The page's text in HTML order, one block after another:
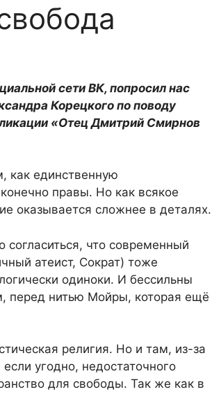
сети ВК, попросил нас
Корецкого по поводу
«Отец Дмитрий Смирнов
как единственную
правы. Но как всякое
оказывается сложнее в деталях.
что современный
атеист, Сократ) тоже
одиноки. И бессильны
перед нитью Мойры, которая ещё
религия. Но и там, из-за
угодно, недостаточного
для свободы. Так же как в